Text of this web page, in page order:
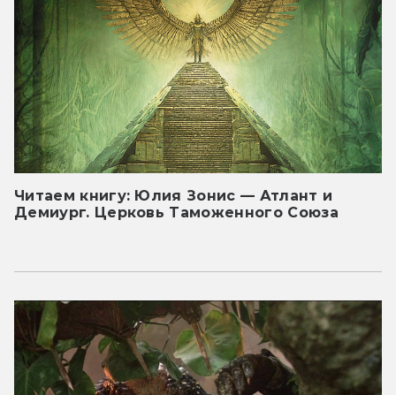
Читаем книгу: Юлия Зонис — Атлант и
Демиург. Церковь Таможенного Союза